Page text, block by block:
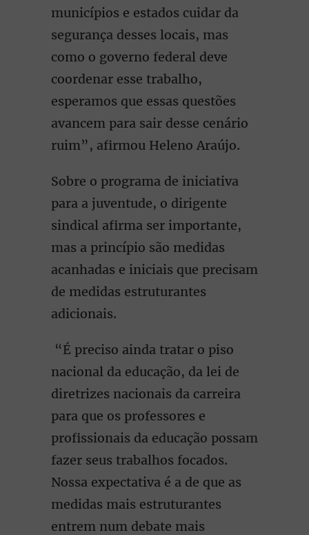
municípios e estados cuidar da
segurança desses locais, mas
como o governo federal deve
coordenar esse trabalho,
esperamos que essas questões
avancem para sair desse cenário
ruim”, afirmou Heleno Araújo.
Sobre o programa de iniciativa
para a juventude, o dirigente
sindical afirma ser importante,
mas a princípio são medidas
acanhadas e iniciais que precisam
de medidas estruturantes
adicionais.
“É preciso ainda tratar o piso
nacional da educação, da lei de
diretrizes nacionais da carreira
para que os professores e
profissionais da educação possam
fazer seus trabalhos focados.
Nossa expectativa é a de que as
medidas mais estruturantes
entrem num debate mais